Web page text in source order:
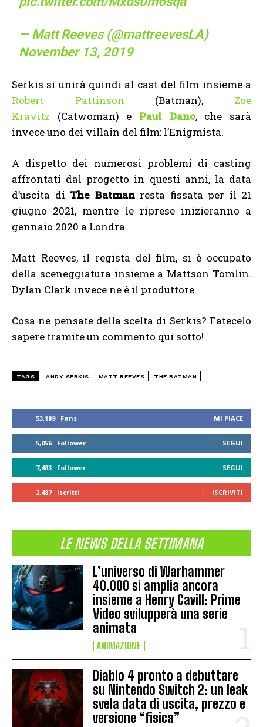
53,189 Fans MI PIACE
5,056 Follower SEGUI
7,483 Follower SEGUI
2,487 Iscritti ISCRIVITI
LE NEWS DELLA SETTIMANA
L’universo di Warhammer
40.000 si amplia ancora
insieme a Henry Cavill: Prime
Video svilupperà una serie
animata
ANIMAZIONE
Diablo 4 pronto a debuttare
su Nintendo Switch 2: un leak
svela data di uscita, prezzo e
versione “fisica”
— Matt Reeves (@mattreevesLA)
November 13, 2019
Serkis si unirà quindi al cast del film insieme a
Robert Pattinson (Batman), Zoe
Kravitz (Catwoman) e Paul Dano, che sarà
invece uno dei villain del film: l’Enigmista.
A dispetto dei numerosi problemi di casting
affrontati dal progetto in questi anni, la data
d’uscita di The Batmanresta fissata per il 21
giugno 2021, mentre le riprese inizieranno a
gennaio 2020 a Londra.
Matt Reeves, il regista del film, si è occupato
della sceneggiatura insieme a Mattson Tomlin.
Dylan Clark invece ne è il produttore.
Cosa ne pensate della scelta di Serkis? Fatecelo
sapere tramite un commento qui sotto!
TAGS ANDY SERKIS MATT REEVES THE BATMAN